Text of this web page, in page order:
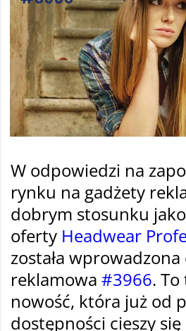
W odpowiedzi na
rynku na gadżety
dobrym stosunku
oferty Headwear
została wprowadzona
reklamowa #3966.
nowość, która już od
dostępności cieszy